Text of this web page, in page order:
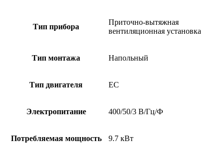
Тип прибора
Приточно-вытяжная
вентиляционная установка
Тип монтажа Напольный
Тип двигателя EC
Электропитание 400/50/3 В/Гц/Ф
Потребляемая мощность 9.7 кВт